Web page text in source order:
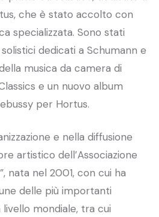
che è stato accolto con
specializzata. Sono stati
dedicati a Schumann e
musica da camera di
e un nuovo album
per Hortus.
e nella diffusione
artistico dell’Associazione
nata nel 2001, con cui ha
delle più importanti
mondiale, tra cui